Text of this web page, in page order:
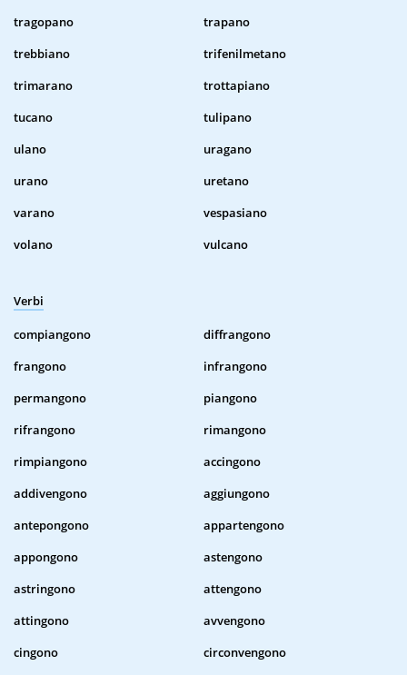
tragopano
trapano
trebbiano
trifenilmetano
trimarano
trottapiano
tucano
tulipano
ulano
uragano
urano
uretano
varano
vespasiano
volano
vulcano
Verbi
compiangono
diffrangono
frangono
infrangono
permangono
piangono
rifrangono
rimangono
rimpiangono
accingono
addivengono
aggiungono
antepongono
appartengono
appongono
astengono
astringono
attengono
attingono
avvengono
cingono
circonvengono